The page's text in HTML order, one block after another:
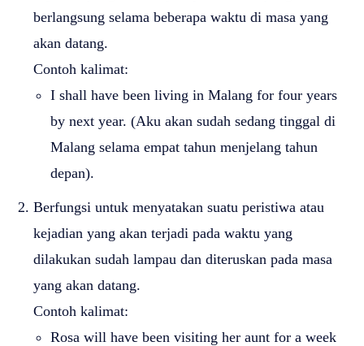
berlangsung selama beberapa waktu di masa yang
akan datang.
Contoh kalimat:
I shall have been living in Malang for four years
by next year. (Aku akan sudah sedang tinggal di
Malang selama empat tahun menjelang tahun
depan).
Berfungsi untuk menyatakan suatu peristiwa atau
kejadian yang akan terjadi pada waktu yang
dilakukan sudah lampau dan diteruskan pada masa
yang akan datang.
Contoh kalimat:
Rosa will have been visiting her aunt for a week